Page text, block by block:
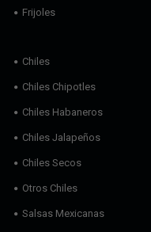
Frijoles
Chiles
Chiles Chipotles
Chiles Habaneros
Chiles Jalapeños
Chiles Secos
Otros Chiles
Salsas Mexicanas